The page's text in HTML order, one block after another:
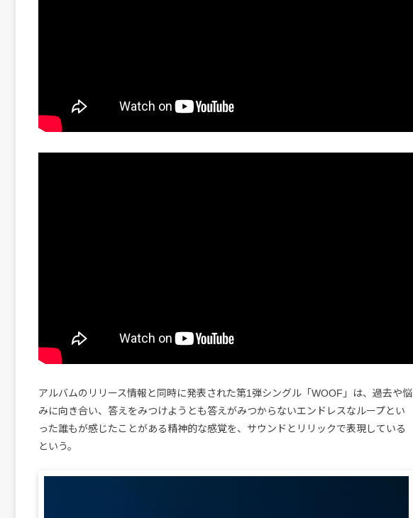
アルバムのリリース情報と同時に発表された第1弾シングル「WOOF」は、過去や悩
みに向き合い、答えをみつけようとも答えがみつからないエンドレスなループとい
った誰もが感じたことがある精神的な感覚を、サウンドとリリックで表現している
という。